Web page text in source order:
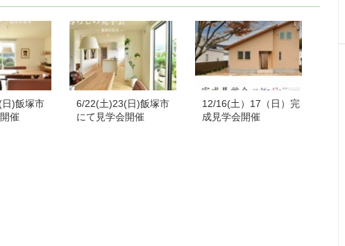
)飯塚市
催
6/22(土)23(日)飯塚市
にて見学会開催
12/16(土）17（日）完
成見学会開催